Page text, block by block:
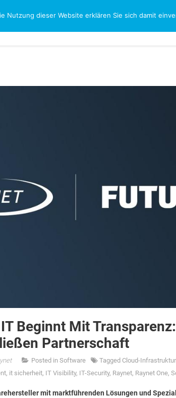
RESEARCH
Beginnt Mit
Partnerschaft
Posted in Software Tagged Cloud-
, it sicherheit, IT Visibility, IT-Security, Raynet, Raynet One,
mit marktführenden Lösungen und
Nutzung dieser Website erklären Sie sich damit